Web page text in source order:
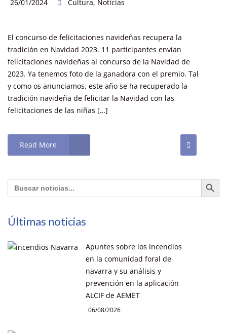
26/01/2024 Cultura, Noticias
El concurso de felicitaciones navideñas recupera la
tradición en Navidad 2023. 11 participantes envían
felicitaciones navideñas al concurso de la Navidad de
2023. Ya tenemos foto de la ganadora con el premio. Tal
y como os anunciamos, este año se ha recuperado la
tradición navideña de felicitar la Navidad con las
felicitaciones de las niñas […]
Read More
Buscar: Botón de
Últimas noticias
Apuntes sobre los incendios
en la comunidad foral de
navarra y su análisis y
prevención en la aplicación
ALCIF de AEMET
06/08/2026